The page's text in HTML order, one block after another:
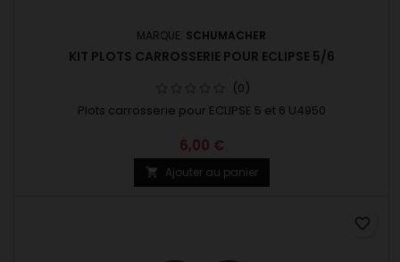
MARQUE: SCHUMACHER
KIT PLOTS CARROSSERIE POUR ECLIPSE 5/6
(0)
Plots carrosserie pour ECLIPSE 5 et 6 U4950
6,00 €
 Ajouter au panier
favorite_border